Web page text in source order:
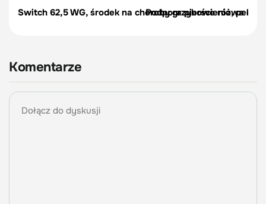
Switch 62,5 WG, środek na choroby grzybowe róż,
Podpora pierścieniowa do
Komentarze